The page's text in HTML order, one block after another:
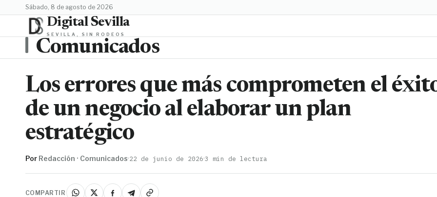
sábado, 8 de agosto de 2026
Digital Sevilla
SEVILLA, SIN RODEOS
Comunicados
Los errores que más comprometen el
de un negocio al elaborar un plan
estratégico
Por Redacción · Comunicados·22 de junio de 2026·3 min de lectura
COMPARTIR